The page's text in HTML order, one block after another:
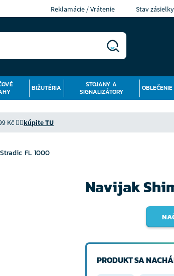
Reklamácie / Vrátenie Stav zásielky
BIŽUTÉRIA
STOJANY A
SIGNALIZÁTORY
OBLEČENIE
👉🏻kúpite TU
FL 1000
Navijak
PRODUKT SA